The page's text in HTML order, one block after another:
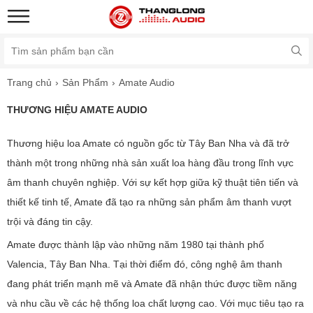
Trang chủ Sản Phẩm Amate Audio
THƯƠNG HIỆU AMATE AUDIO
Thương hiệu loa Amate có nguồn gốc từ Tây Ban Nha và đã trở
thành một trong những nhà sản xuất loa hàng đầu trong lĩnh vực
âm thanh chuyên nghiệp. Với sự kết hợp giữa kỹ thuật tiên tiến và
thiết kế tinh tế, Amate đã tạo ra những sản phẩm âm thanh vượt
trội và đáng tin cậy.
Amate được thành lập vào những năm 1980 tại thành phố
Valencia, Tây Ban Nha. Tại thời điểm đó, công nghệ âm thanh
đang phát triển mạnh mẽ và Amate đã nhận thức được tiềm năng
và nhu cầu về các hệ thống loa chất lượng cao. Với mục tiêu tạo ra